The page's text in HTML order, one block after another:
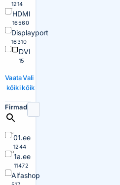
1214
HDMI
16560
Displayport
16310
DVI
15
Vaata
kõiki
Vali
kõik
Firmad
01.ee
1244
1a.ee
11472
Alfashop